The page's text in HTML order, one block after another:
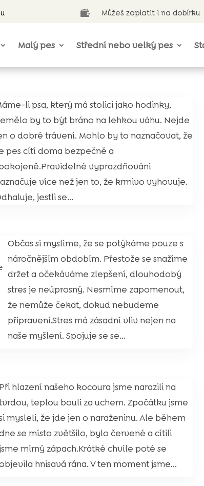
 Můžeš zaplatit i na dobírku
Malý pes Střední nebo velký pes
li psa, který má stolici jako hodinky,
by to být bráno na lehkou váhu. Nejde
o dobré trávení. Mohlo by to naznačovat, že
pes cítí doma bezpečně a
vyprazdňování
více než jen to, že krmivo vyhovuje.
jestli se...
Občas si myslíme, že se potýkáme pouze s
náročnějším obdobím. Přestože se snažíme
držet a očekáváme zlepšení, dlouhodobý
stres je neúprosný. Nesmíme zapomenout,
že nemůže čekat, dokud nebudeme
připraveni.Stres má zásadní vliv nejen na
naše myšlení. Spojuje se se...
Při hlazení našeho kocoura jsme narazili na
teplou bouli za uchem. Zpočátku jsme
mysleli, že jde jen o naraženinu. Ale během
se místo zvětšilo, bylo červené a cítili
mírný zápach.Krátké chvíle poté se
hnisavá rána. V ten moment jsme...